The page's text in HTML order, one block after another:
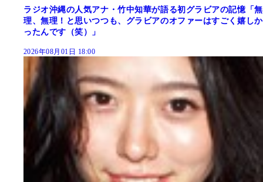
ラジオ沖縄の人気アナ・竹中知華が語る初グラビアの記憶「無
理、無理！と思いつつも、グラビアのオファーはすごく嬉しか
ったんです（笑）」
2026年08月01日 18:00